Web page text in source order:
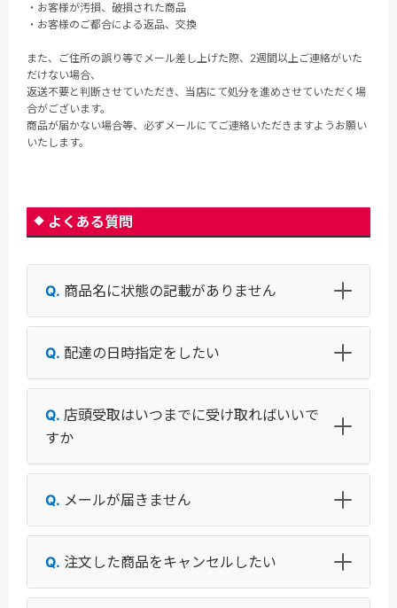
・お客様が汚損、破損された商品
・お客様のご都合による返品、交換
また、ご住所の誤り等でメール差し上げた際、2週間以上ご連絡がいた
だけない場合、
返送不要と判断させていただき、当店にて処分を進めさせていただく場
合がございます。
商品が届かない場合等、必ずメールにてご連絡いただきますようお願い
いたします。
よくある質問
商品名に状態の記載がありません
配達の日時指定をしたい
店頭受取はいつまでに受け取ればいいで
すか
メールが届きません
注文した商品をキャンセルしたい